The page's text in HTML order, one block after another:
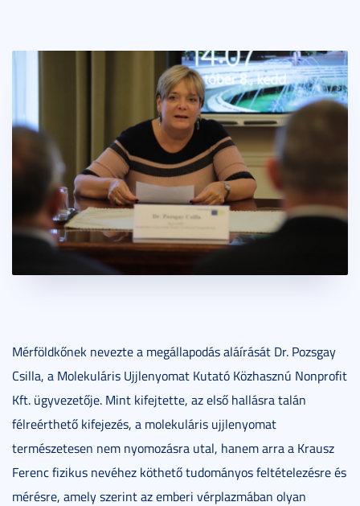
Mérföldkőnek nevezte a megállapodás aláírását Dr. Pozsgay
Csilla, a Molekuláris Ujjlenyomat Kutató Közhasznú Nonprofit
Kft. ügyvezetője. Mint kifejtette, az első hallásra talán
félreérthető kifejezés, a molekuláris ujjlenyomat
természetesen nem nyomozásra utal, hanem arra a Krausz
Ferenc fizikus nevéhez köthető tudományos feltételezésre és
mérésre, amely szerint az emberi vérplazmában olyan